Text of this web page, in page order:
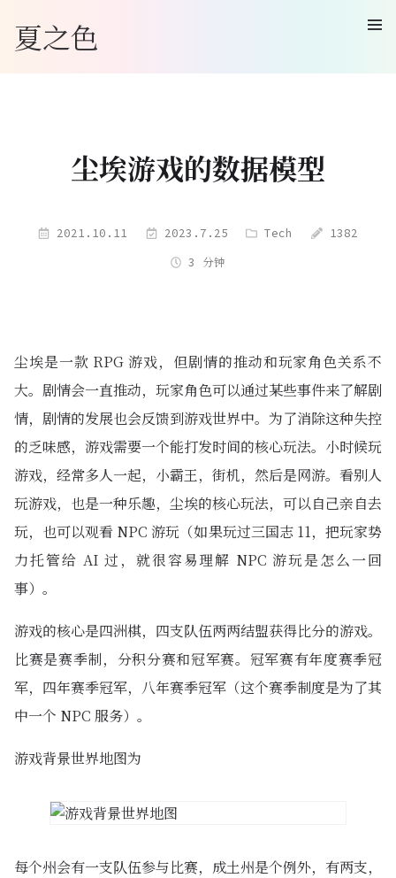
夏之色
尘埃游戏的数据模型
2021.10.11 2023.7.25 Tech 1382
3 分钟
尘埃是一款 RPG 游戏，但剧情的推动和玩家角色关系不
大。剧情会一直推动，玩家角色可以通过某些事件来了解剧
情，剧情的发展也会反馈到游戏世界中。为了消除这种失控
的乏味感，游戏需要一个能打发时间的核心玩法。小时候玩
游戏，经常多人一起，小霸王，街机，然后是网游。看别人
玩游戏，也是一种乐趣，尘埃的核心玩法，可以自己亲自去
玩，也可以观看 NPC 游玩（如果玩过三国志 11，把玩家势
力托管给 AI 过，就很容易理解 NPC 游玩是怎么一回
事）。
游戏的核心是四洲棋，四支队伍两两结盟获得比分的游戏。
比赛是赛季制，分积分赛和冠军赛。冠军赛有年度赛季冠
军，四年赛季冠军，八年赛季冠军（这个赛季制度是为了其
中一个 NPC 服务）。
游戏背景世界地图为
每个州会有一支队伍参与比赛，成土州是个例外，有两支，